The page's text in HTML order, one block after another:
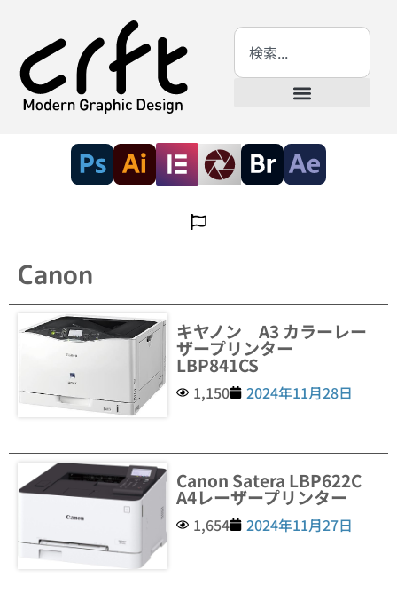
Canon
キヤノン A3 カラーレー
ザープリンター
LBP841CS
1,150 2024年11月28日
Canon Satera LBP622C
A4レーザープリンター
1,654 2024年11月27日